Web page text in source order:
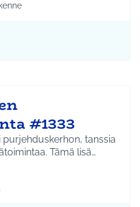
Koko Tuusula
teeman mukaan: Infra ja liikenne
#1333
purjehduskerhon, tanssia
Tämä lisä…
Hyrylä
mukaan: Lapset ja nuoret